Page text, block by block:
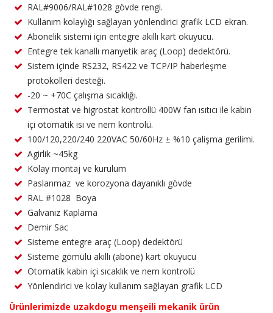
RAL#9006/RAL#1028 gövde rengi.
Kullanım kolaylığı sağlayan yönlendirici grafik LCD ekran.
Abonelik sistemi için entegre akıllı kart okuyucu.
Entegre tek kanallı manyetik araç (Loop) dedektörü.
Sistem içinde RS232, RS422 ve TCP/IP haberleşme
protokolleri desteği.
-20 ~ +70C çalışma sıcaklığı.
Termostat ve higrostat kontrollü 400W fan ısıtıcı ile kabin
içi otomatik ısı ve nem kontrolü.
100/120,220/240 220VAC 50/60Hz ± %10 çalişma gerilimi.
Agirlik ~45kg
Kolay montaj ve kurulum
Paslanmaz ve korozyona dayanıklı gövde
RAL #1028 Boya
Galvaniz Kaplama
Demir Sac
Sisteme entegre araç (Loop) dedektörü
Sisteme gömülü akıllı (abone) kart okuyucu
Otomatik kabin içi sıcaklık ve nem kontrolü
Yönlendirici ve kolay kullanım sağlayan grafik LCD
Ürünlerimizde uzakdogu menşeili mekanik ürün